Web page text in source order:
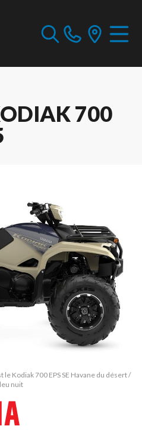
700
Kodiak 700 EPS SE Havane du désert /
nuit